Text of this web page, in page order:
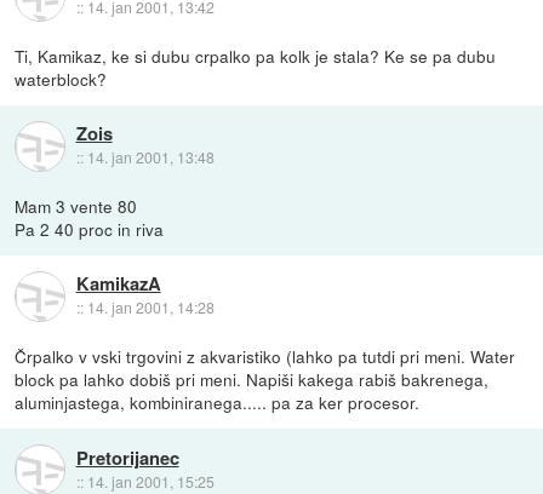
:: 14. jan 2001, 13:42
Ti, Kamikaz, ke si dubu crpalko pa kolk je stala? Ke se pa dubu
waterblock?
Zois
:: 14. jan 2001, 13:48
Mam 3 vente 80
Pa 2 40 proc in riva
KamikazA
:: 14. jan 2001, 14:28
Črpalko v vski trgovini z akvaristiko (lahko pa tutdi pri meni. Water
block pa lahko dobiš pri meni. Napiši kakega rabiš bakrenega,
aluminjastega, kombiniranega..... pa za ker procesor.
Pretorijanec
:: 14. jan 2001, 15:25